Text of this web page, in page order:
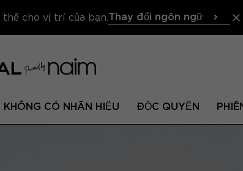
cho vị trí của bạn. Thay đổi ngôn ngữ
KHÔNG CÓ NHÃN HIỆU ĐỘC QUYỀN